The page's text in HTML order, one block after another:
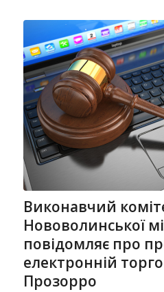
Виконавчий
Нововолинської
повідомляє про
електронній
Прозорро